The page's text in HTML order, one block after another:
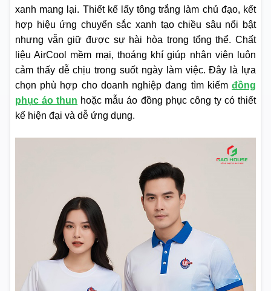
xanh mang lại. Thiết kế lấy tông trắng làm chủ đạo, kết
hợp hiệu ứng chuyển sắc xanh tạo chiều sâu nổi bật
nhưng vẫn giữ được sự hài hòa trong tổng thể. Chất
liệu AirCool mềm mại, thoáng khí giúp nhân viên luôn
cảm thấy dễ chịu trong suốt ngày làm việc. Đây là lựa
chọn phù hợp cho doanh nghiệp đang tìm kiếm đồng
phục áo thun hoặc mẫu áo đồng phục công ty có thiết
kế hiện đại và dễ ứng dụng.